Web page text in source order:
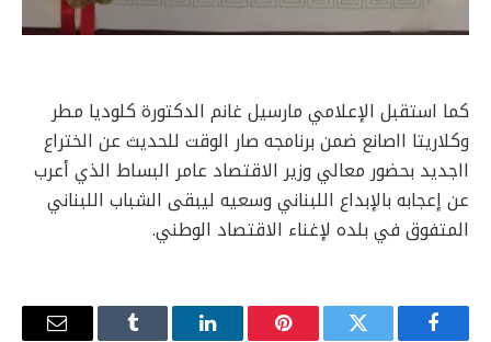
كما استقبل الإعلامي مارسيل غانم الدكتورة كلوديا مطر
وكلاريتا ااصانع ضمن برنامجه صار الوقت للحديث عن الختراع
ااجديد بحضور معالي وزير الاقتصاد عامر البساط الذي أعرب
عن إعجابه بالإبداع اللبناني وسعيه ليبقى الشباب اللبناني
المتفوق في بلده لإغناء الاقتصاد الوطني.